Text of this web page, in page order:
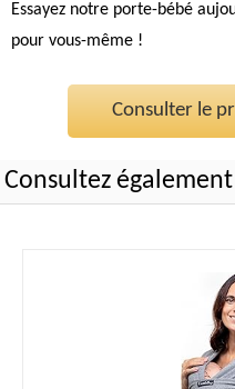
Essayez notre porte-bébé
pour vous-même !
Consulter le
Consultez également